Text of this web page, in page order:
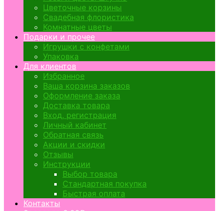
Цветочные корзины
Свадебная флористика
Комнатные цветы
Подарки и прочее
Игрушки с конфетами
Упаковка
Для клиентов
Избранное
Ваша корзина заказов
Оформление заказа
Доставка товара
Вход, регистрация
Личный кабинет
Обратная связь
Акции и скидки
Отзывы
Инструкции
Выбор товара
Стандартная покупка
Быстрая оплата
Контакты